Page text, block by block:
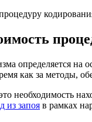
определяется
как за методы,
необходимость
из запоя в рамках